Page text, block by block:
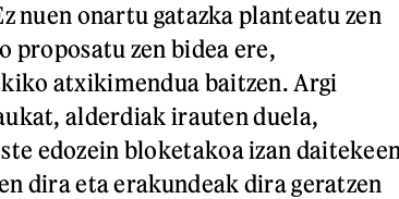
nuen onartu gatazka planteatu zen
proposatu zen bidea ere,
atxikimendua baitzen. Argi
alderdiak irauten duela,
edozein bloketakoa izan
dira eta erakundeak dira geratzen